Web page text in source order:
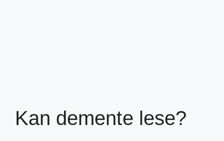
Kan demente lese?